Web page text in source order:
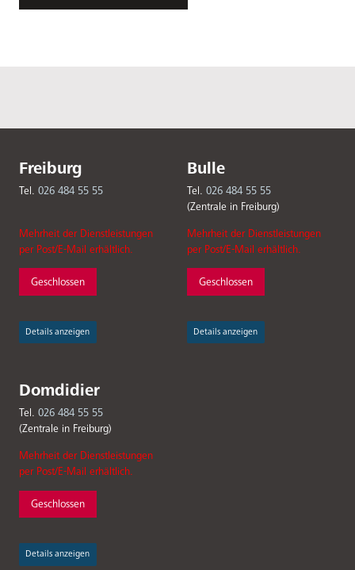
Freiburg
Tel. 026 484 55 55
Mehrheit der Dienstleistungen
per Post/E-Mail erhältlich.
Geschlossen
Details anzeigen
Bulle
Tel. 026 484 55 55
(Zentrale in Freiburg)
Mehrheit der Dienstleistungen
per Post/E-Mail erhältlich.
Geschlossen
Details anzeigen
Domdidier
Tel. 026 484 55 55
(Zentrale in Freiburg)
Mehrheit der Dienstleistungen
per Post/E-Mail erhältlich.
Geschlossen
Details anzeigen